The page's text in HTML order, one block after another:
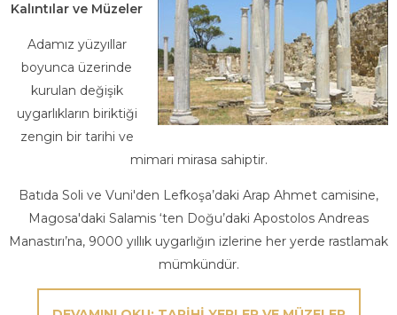
Kalıntılar ve Müzeler
Adamız yüzyıllar
boyunca üzerinde
kurulan değişik
uygarlıkların biriktiği
zengin bir tarihi ve
mimari mirasa sahiptir.
Batıda Soli ve Vuni'den Lefkoşa’daki Arap Ahmet camisine,
Magosa'daki Salamis ‘ten Doğu’daki Apostolos Andreas
Manastırı’na, 9000 yıllık uygarlığın izlerine her yerde rastlamak
mümkündür.